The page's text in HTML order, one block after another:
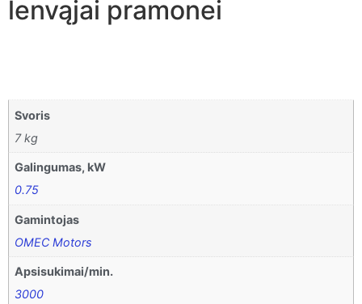
lenvąjai pramonei
Svoris
7 kg
Galingumas, kW
0.75
Gamintojas
OMEC Motors
Apsisukimai/min.
3000